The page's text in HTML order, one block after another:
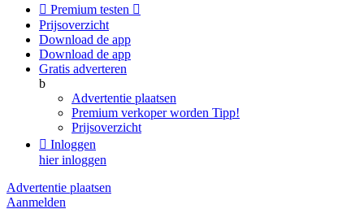
 Premium testen 
Prijsoverzicht
Download de app
Download de app
Gratis adverteren
b
Advertentie plaatsen
Premium verkoper worden Tipp!
Prijsoverzicht
 Inloggen
hier inloggen
Advertentie plaatsen
Aanmelden